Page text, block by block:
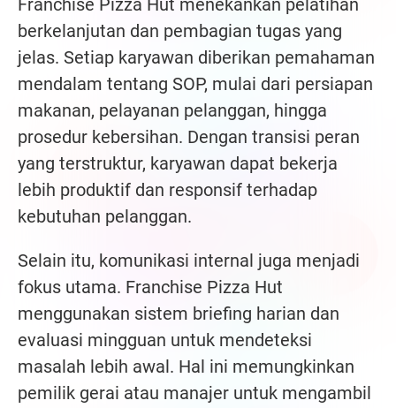
Franchise Pizza Hut menekankan pelatihan
berkelanjutan dan pembagian tugas yang
jelas. Setiap karyawan diberikan pemahaman
mendalam tentang SOP, mulai dari persiapan
makanan, pelayanan pelanggan, hingga
prosedur kebersihan. Dengan transisi peran
yang terstruktur, karyawan dapat bekerja
lebih produktif dan responsif terhadap
kebutuhan pelanggan.
Selain itu, komunikasi internal juga menjadi
fokus utama. Franchise Pizza Hut
menggunakan sistem briefing harian dan
evaluasi mingguan untuk mendeteksi
masalah lebih awal. Hal ini memungkinkan
pemilik gerai atau manajer untuk mengambil